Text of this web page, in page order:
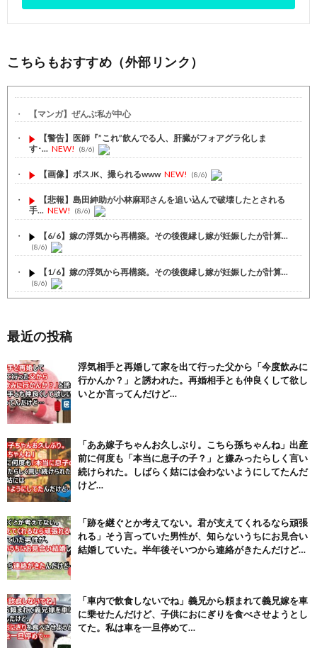
こちらもおすすめ（外部リンク）
【マンガ】ぜんぶ私が中心
【警告】医師『”これ”飲んでる人、肝臓がフォアグラ化しま
す･... NEW! (8/6)
【画像】ボスJK、撮られるwww NEW! (8/6)
【悲報】島田紳助が小林麻耶さんを追い込んで破壊したとされる
手... NEW! (8/6)
【6/6】嫁の浮気から再構築。その後復縁し嫁が妊娠したが計算...
(8/6)
【1/6】嫁の浮気から再構築。その後復縁し嫁が妊娠したが計算...
(8/6)
【注目】熊本地震、28人死亡（30日午前6:30時点）
舌を絡ませて、唾液交換して── ちゅっちゅしながらの濃厚エッ...
(7/30)
【パリピ孔明】アニオリ場面も高評価「パリピ」続編への期待が高...
(6/22)
【画像】テイルズで一番マ〇コ舐めまわしたい女の子ｗｗｗｗｗ
(6/22)
Powered by livedoor 相互RSS
最近の投稿
浮気相手と再婚して家を出て行った父から「今度飲みに
行かんか？」と誘われた。再婚相手とも仲良くして欲し
いとか言ってんだけど…
「ああ嫁子ちゃんお久しぶり。こちら孫ちゃんね」出産
前に何度も「本当に息子の子？」と嫌みったらしく言い
続けられた。しばらく姑には会わないようにしてたんだ
けど…
「跡を継ぐとか考えてない。君が支えてくれるなら頑張
れる」そう言っていた男性が、知らないうちにお見合い
結婚していた。半年後そいつから連絡がきたんだけど…
「車内で飲食しないでね」義兄から頼まれて義兄嫁を車
に乗せたんだけど、子供におにぎりを食べさせようとし
てた。私は車を一旦停めて…